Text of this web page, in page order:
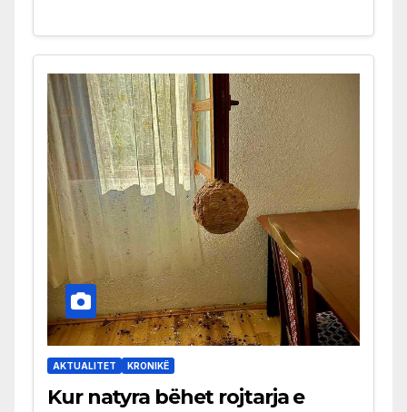
AKTUALITET KRONIKË
Kur natyra bëhet rojtarja e